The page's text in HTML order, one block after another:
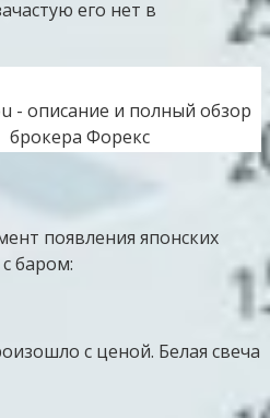
его нет в
появления японских
баром:
с ценой. Белая свеча